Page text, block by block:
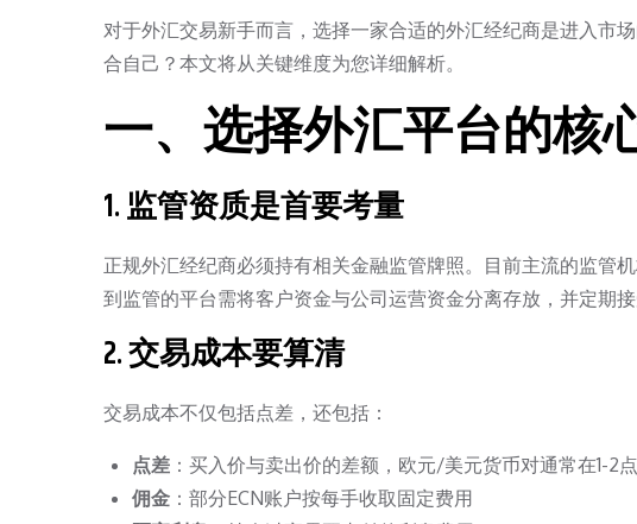
对于外汇交易新手而言，选择一家合适的外汇经纪商是进入市
合自己？本文将从关键维度为您详细解析。
一、选择外汇平台的核
1. 监管资质是首要考量
正规外汇经纪商必须持有相关金融监管牌照。目前主流的监管
到监管的平台需将客户资金与公司运营资金分离存放，并定期接
2. 交易成本要算清
交易成本不仅包括点差，还包括：
点差 ：买入价与卖出价的差额，欧元/美元货币对通常在1-2
佣金 ：部分ECN账户按每手收取固定费用